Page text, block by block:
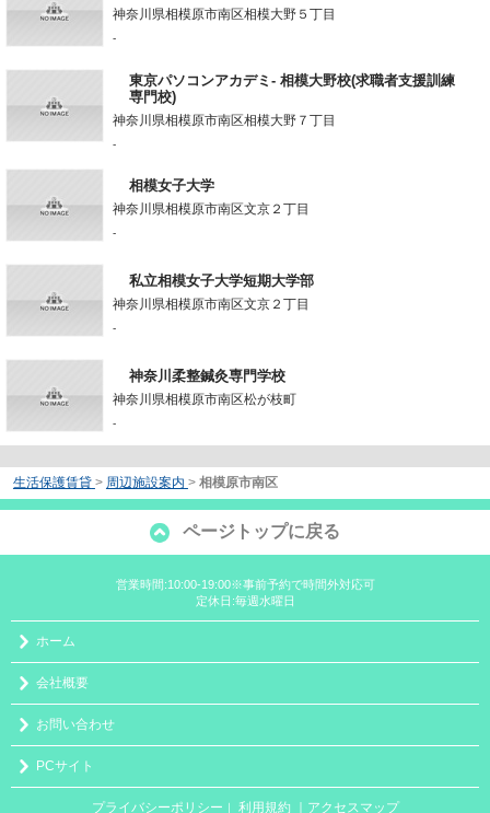
神奈川県相模原市南区相模大野５丁目
-
東京パソコンアカデミ- 相模大野校(求職者支援訓練
専門校)
神奈川県相模原市南区相模大野７丁目
-
相模女子大学
神奈川県相模原市南区文京２丁目
-
私立相模女子大学短期大学部
神奈川県相模原市南区文京２丁目
-
神奈川柔整鍼灸専門学校
神奈川県相模原市南区松が枝町
-
生活保護賃貸 > 周辺施設案内 > 相模原市南区
ページトップに戻る
営業時間:10:00-19:00※事前予約で時間外対応可
定休日:毎週水曜日
ホーム
会社概要
お問い合わせ
PCサイト
プライバシーポリシー ｜ 利用規約 ｜アクセスマップ